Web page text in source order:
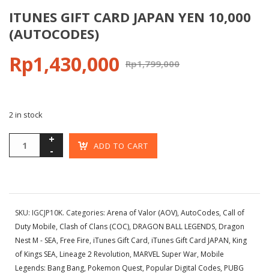
ITUNES GIFT CARD JAPAN YEN 10,000
(AUTOCODES)
Rp1,799,000
Rp1,430,000
2 in stock
ADD TO CART
SKU: IGCJP10K. Categories: Arena of Valor (AOV), AutoCodes, Call of
Duty Mobile, Clash of Clans (COC), DRAGON BALL LEGENDS, Dragon
Nest M - SEA, Free Fire, iTunes Gift Card, iTunes Gift Card JAPAN, King
of Kings SEA, Lineage 2 Revolution, MARVEL Super War, Mobile
Legends: Bang Bang, Pokemon Quest, Popular Digital Codes, PUBG